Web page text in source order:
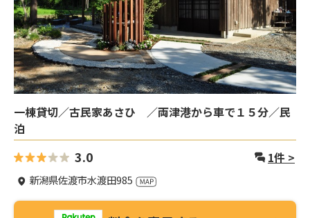
一棟貸切／古民家あさひ ／両津港から車で１５分／民
泊
3.0 1件 >
新潟県佐渡市水渡田985